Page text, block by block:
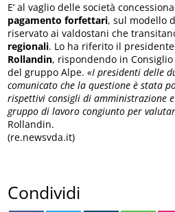
E’ al vaglio delle società
pagamento forfettari, sul modello
riservato ai valdostani che
regionali. Lo ha riferito il
Rollandin, rispondendo in
del gruppo Alpe.«I presidenti delle
comunicato che la questione è stata
rispettivi consigli di amministrazione
gruppo di lavoro congiunto per
Rollandin.
(re.newsvda.it)
Condividi